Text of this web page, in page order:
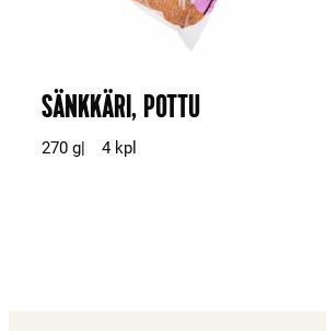
SÄNKKÄRI, POTTU
270 g 4 kpl